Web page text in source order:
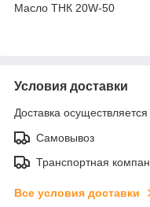
Масло ТНК 20W-50
Условия доставки
Доставка
Самовывоз
Транспортная
Все условия доставки